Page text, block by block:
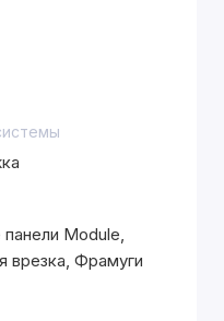
Module,
врезка, Фрамуги